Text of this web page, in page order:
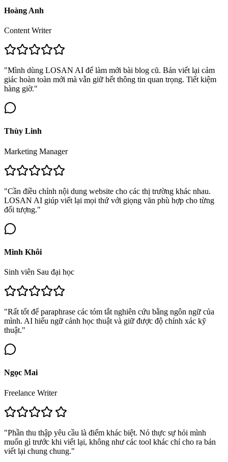
Hoàng Anh
Content Writer
"Mình dùng LOSAN AI để làm mới bài blog cũ. Bản viết lại cảm
giác hoàn toàn mới mà vẫn giữ hết thông tin quan trọng. Tiết kiệm
hàng giờ."
Thùy Linh
Marketing Manager
"Cần điều chỉnh nội dung website cho các thị trường khác nhau.
LOSAN AI giúp viết lại mọi thứ với giọng văn phù hợp cho từng
đối tượng."
Minh Khôi
Sinh viên Sau đại học
"Rất tốt để paraphrase các tóm tắt nghiên cứu bằng ngôn ngữ của
mình. AI hiểu ngữ cảnh học thuật và giữ được độ chính xác kỹ
thuật."
Ngọc Mai
Freelance Writer
"Phần thu thập yêu cầu là điểm khác biệt. Nó thực sự hỏi mình
muốn gì trước khi viết lại, không như các tool khác chỉ cho ra bản
viết lại chung chung."